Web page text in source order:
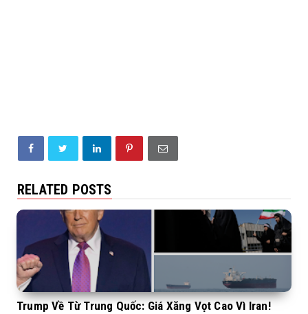
RELATED POSTS
Trump Về Từ Trung Quốc: Giá Xăng Vọt Cao Vì Iran!